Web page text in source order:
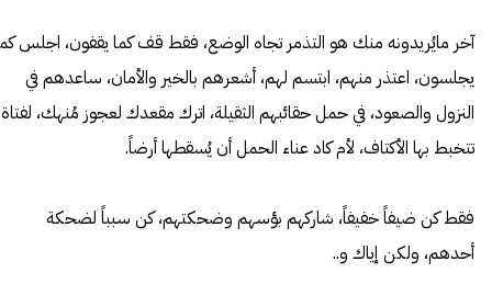
آخر مايُريدونه منك هو التذمر تجاه الوضع، فقط قف كما يقفون، اجلس
يجلسون، اعتذر منهم، ابتسم لهم، أشعرهم بالخير والأمان، ساعدهم في
النزول والصعود، في حمل حقائبهم الثقيلة، اترك مقعدك لعجوز مُنهك، لفتاة
تتخبط بها الأكتاف، لأم كاد عناء الحمل أن يُسقطها أرضاً.
فقط كن ضيفاً خفيفاً، شاركهم بؤسهم وضحكتهم، كن سبباً لضحكة
أحدهم، ولكن إياك و..